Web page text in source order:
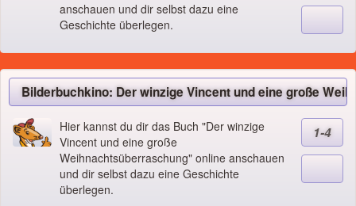
anschauen und dir selbst dazu eine
Geschichte überlegen.
Bilderbuchkino: Der winzige Vincent und eine große
Hier kannst du dir das Buch "Der winzige
Vincent und eine große
Weihnachtsüberraschung" online anschauen
und dir selbst dazu eine Geschichte
überlegen.
1-4